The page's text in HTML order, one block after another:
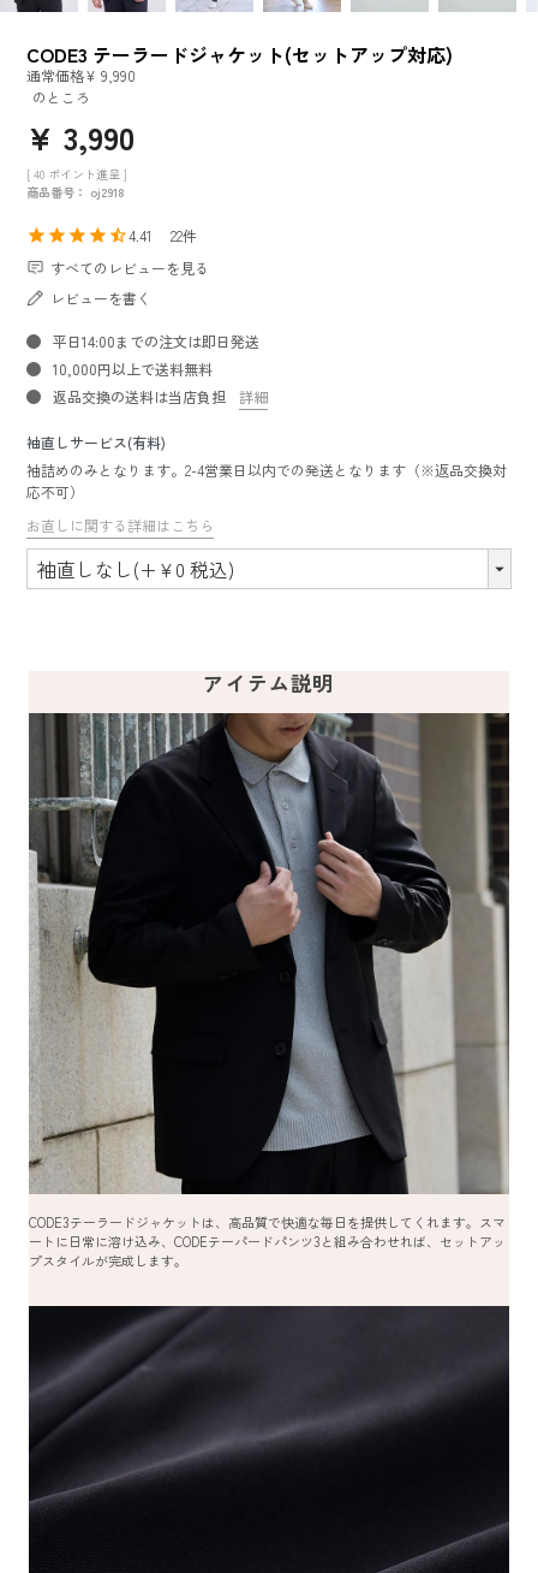
CODE3 テーラードジャケット(セットアップ対応)
通常価格¥ 9,990
のところ
¥ 3,990
[ 40 ポイント進呈 ]
商品番号
oj2918
4.41
22
すべてのレビューを見る
レビューを書く
平日14:00までの注文は即日発送
10,000円以上で送料無料
返品交換の送料は当店負担
詳細
袖直しサービス(有料)
袖詰めのみとなります。2-4営業日以内での発送となります（※返品交換対
応不可）
お直しに関する詳細はこちら
アイテム説明
CODE3テーラードジャケットは、高品質で快適な毎日を提供してくれます。スマ
ートに日常に溶け込み、CODEテーパードパンツ3と組み合わせれば、セットアッ
プスタイルが完成します。